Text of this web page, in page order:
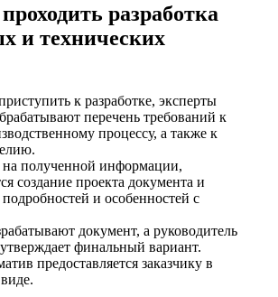
разработка
и технических
к разработке, эксперты
перечень требований к
процессу, а также к
полученной информации,
создание проекта документа и
подробностей и особенностей с
документ, а руководитель
финальный вариант.
предоставляется заказчику в